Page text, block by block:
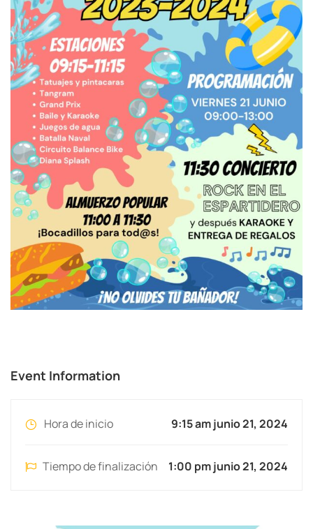
Event Information
Hora de inicio 9:15 am junio 21, 2024
Tiempo de finalización 1:00 pm junio 21, 2024